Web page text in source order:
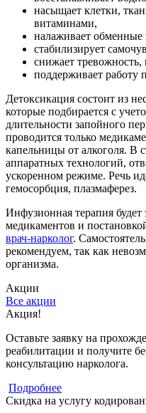
насыщает клетки,
витаминами,
налаживает обменные
стабилизирует
снижает
поддерживает работу
Детоксикация состоит из
которые подбирается с
длительности запойного
проводится только
капельницы от алкоголя. В
аппаратных технологий,
ускоренном режиме. Речь
гемосорбция, плазмаферез.
Инфузионная терапия
медикаментов и
врач-нарколог.
рекомендуем, так как
организма.
Акции
Все акции
Акция!
Оставьте заявку на
реабилитации и получите
консультацию нарколога.
Подробнее
Скидка на услугу